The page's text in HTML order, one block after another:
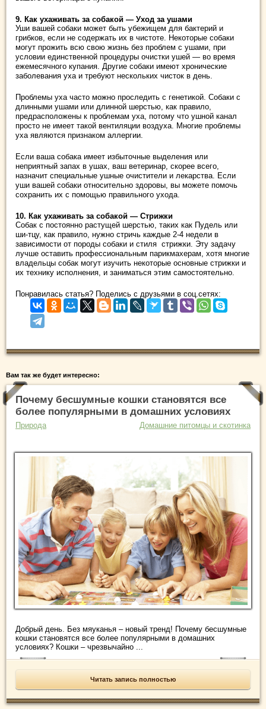
9. Как ухаживать за собакой — Уход за ушами
Уши вашей собаки может быть убежищем для бактерий и
грибков, если не содержать их в чистоте. Некоторые собаки
могут прожить всю свою жизнь без проблем с ушами, при
условии единственной процедуры очистки ушей — во время
ежемесячного купания. Другие собаки имеют хронические
заболевания уха и требуют нескольких чисток в день.
Проблемы уха часто можно проследить с генетикой. Собаки с
длинными ушами или длинной шерстью, как правило,
предрасположены к проблемам уха, потому что ушной канал
просто не имеет такой вентиляции воздуха. Многие проблемы
уха являются признаком аллергии.
Если ваша собака имеет избыточные выделения или
неприятный запах в ушах, ваш ветеринар, скорее всего,
назначит специальные ушные очистители и лекарства. Если
уши вашей собаки относительно здоровы, вы можете помочь
сохранить их с помощью правильного ухода.
10. Как ухаживать за собакой — Стрижки
Собак с постоянно растущей шерстью, таких как Пудель или
ши-тцу, как правило, нужно стричь каждые 2-4 недели в
зависимости от породы собаки и стиля стрижки. Эту задачу
лучше оставить профессиональным парикмахерам, хотя многие
владельцы собак могут изучить некоторые основные стрижки и
их технику исполнения, и заниматься этим самостоятельно.
Понравилась статья? Поделись с друзьями в соц.сетях:
Вам так же будет интересно:
Почему бесшумные кошки становятся все
более популярными в домашних условиях
Природа Домашние питомцы и скотинка
Добрый день. Без мяуканья – новый тренд! Почему бесшумные
кошки становятся все более популярными в домашних
условиях? Кошки – чрезвычайно ...
Читать запись полностью